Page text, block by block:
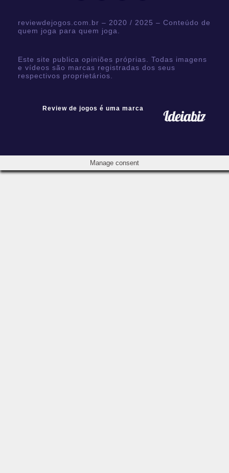
reviewdejogos.com.br – 2020 / 2025 – Conteúdo de
quem joga para quem joga.
Este site publica opiniões próprias. Todas imagens
e vídeos são marcas registradas dos seus
respectivos proprietários.
Review de jogos é uma marca
Manage consent